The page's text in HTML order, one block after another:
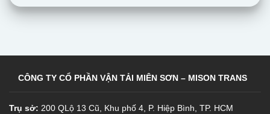
CÔNG TY CỔ PHẦN VẬN TẢI MIÊN SƠN – MISON TRANS
Trụ sở: 200 QLộ 13 Cũ, Khu phố 4, P. Hiệp Bình, TP. HCM